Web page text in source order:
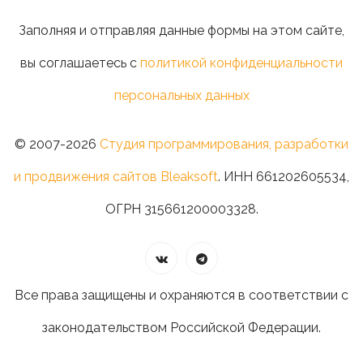
Заполняя и отправляя данные формы на этом сайте,
вы соглашаетесь с политикой конфиденциальности
персональных данных
© 2007-2026 Студия программирования, разработки
и продвижения сайтов Bleaksoft. ИНН 661202605534,
ОГРН 315661200003328.
Все права защищены и охраняются в соответствии с
законодательством Российской Федерации.